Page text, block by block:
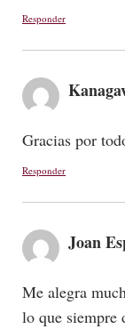
Responder
Gracias por
Responder
Joan
Me alegra
lo que siempre